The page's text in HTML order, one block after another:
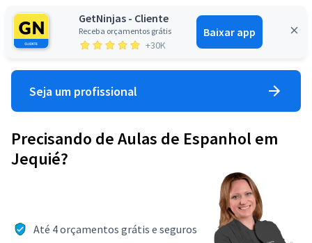
GetNinjas - Cliente
Receba orçamentos grátis
+30K
Baixar app
Entrar
Seja um profissional
Precisando de Aulas de Espanhol em
Jequié?
Até 4 orçamentos grátis e seguros